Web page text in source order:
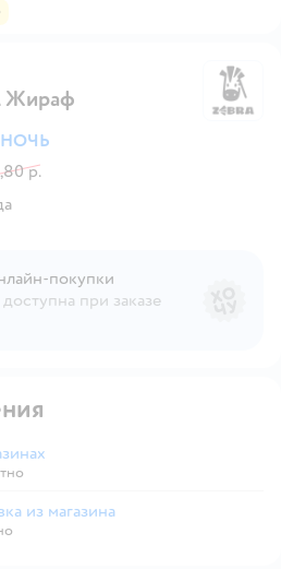
Жираф
р.
при заказе
из магазина